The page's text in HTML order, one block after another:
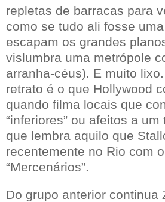
repletas de barracas para
como se tudo ali fosse
escapam os grandes
vislumbra uma metrópole
arranha-céus). E muito
retrato é o que Hollywood
quando filma locais que
“inferiores” ou afeitos a
que lembra aquilo que
recentemente no Rio com
“Mercenários”.
Do grupo anterior continua